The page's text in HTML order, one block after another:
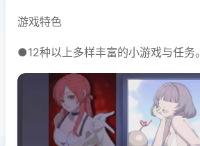
游戏特色
●12种以上多样丰富的小游戏与任务。